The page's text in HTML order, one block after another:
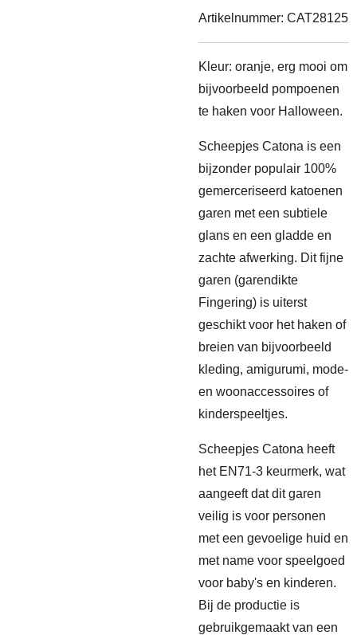
Artikelnummer: CAT28125
Kleur: oranje, erg mooi om
bijvoorbeeld pompoenen
te haken voor Halloween.
Scheepjes Catona is een
bijzonder populair 100%
gemerceriseerd katoenen
garen met een subtiele
glans en een gladde en
zachte afwerking. Dit fijne
garen (garendikte
Fingering) is uiterst
geschikt voor het haken of
breien van bijvoorbeeld
kleding, amigurumi, mode-
en woonaccessoires of
kinderspeeltjes.
Scheepjes Catona heeft
het EN71-3 keurmerk, wat
aangeeft dat dit garen
veilig is voor personen
met een gevoelige huid en
met name voor speelgoed
voor baby's en kinderen.
Bij de productie is
gebruikgemaakt van een